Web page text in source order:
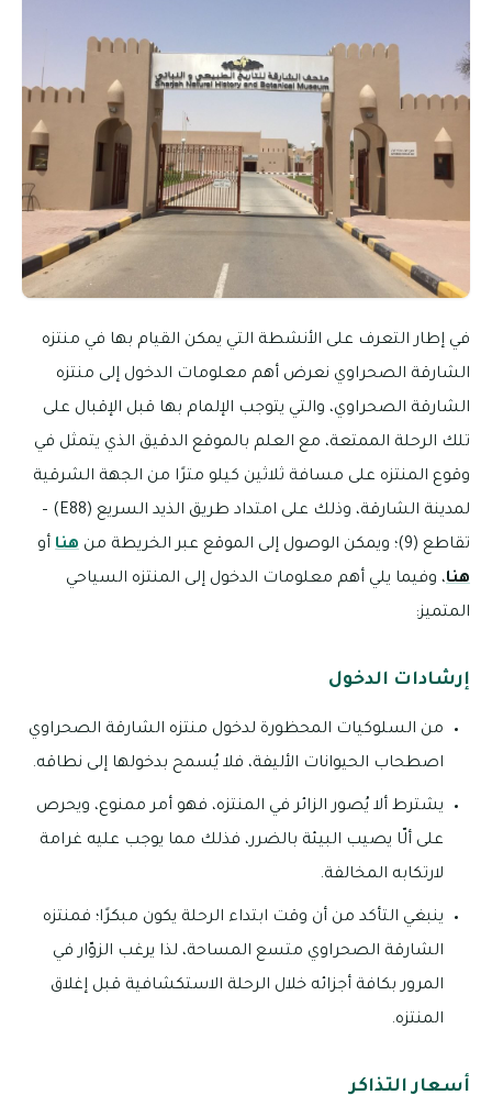
في إطار التعرف على الأنشطة التي يمكن القيام بها في منتزه
الشارقة الصحراوي نعرض أهم معلومات الدخول إلى منتزه
الشارقة الصحراوي، والتي يتوجب الإلمام بها قبل الإقبال على
تلك الرحلة الممتعة، مع العلم بالموقع الدقيق الذي يتمثل في
وقوع المنتزه على مسافة ثلاثين كيلو مترًا من الجهة الشرقية
لمدينة الشارقة، وذلك على امتداد طريق الذيد السريع (E88) –
تقاطع (9)؛ ويمكن الوصول إلى الموقع عبر الخريطة من
هنا أو
هنا، وفيما يلي أهم معلومات الدخول إلى المنتزه السياحي
المتميز:
إرشادات الدخول
من السلوكيات المحظورة لدخول منتزه الشارقة الصحراوي
اصطحاب الحيوانات الأليفة، فلا يُسمح بدخولها إلى نطاقه.
يشترط ألا يُصور الزائر في المنتزه، فهو أمر ممنوع، ويحرص
على ألّا يصيب البيئة بالضرر، فذلك مما يوجب عليه غرامة
لارتكابه المخالفة.
ينبغي التأكد من أن وقت ابتداء الرحلة يكون مبكرًا؛ فمنتزه
الشارقة الصحراوي متسع المساحة، لذا يرغب الزوّار في
المرور بكافة أجزائه خلال الرحلة الاستكشافية قبل إغلاق
المنتزه.
أسعار التذاكر